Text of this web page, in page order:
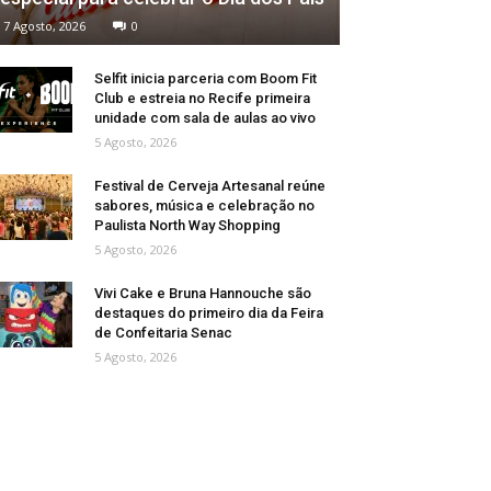
7 Agosto, 2026 0
Selfit inicia parceria com Boom Fit
Club e estreia no Recife primeira
unidade com sala de aulas ao vivo
5 Agosto, 2026
Festival de Cerveja Artesanal reúne
sabores, música e celebração no
Paulista North Way Shopping
5 Agosto, 2026
Vivi Cake e Bruna Hannouche são
destaques do primeiro dia da Feira
de Confeitaria Senac
5 Agosto, 2026